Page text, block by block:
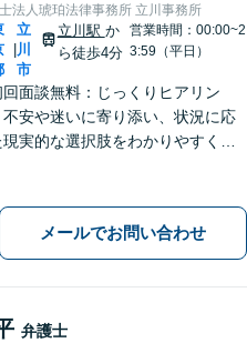
法人琥珀法律事務所 立川事務所
立
川
市
立川駅 か
ら徒歩4分
営業時間：00:00~2
3:59（平日）
回面談無料：じっくりヒアリン
不安や迷いに寄り添い、状況に応
現実的な選択肢をわかりやすくご
】【電話・オンライン面談可】
メールでお問い合わせ
弁護士